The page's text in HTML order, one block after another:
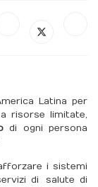
Latina per
risorse limitate,
di ogni persona
i sistemi
di salute di